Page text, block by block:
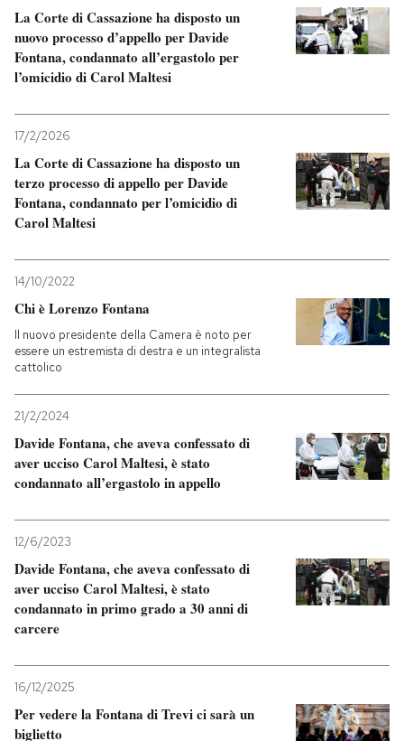
La Corte di Cassazione ha disposto un
nuovo processo d’appello per Davide
Fontana, condannato all’ergastolo per
l’omicidio di Carol Maltesi
17/2/2026
La Corte di Cassazione ha disposto un
terzo processo di appello per Davide
Fontana, condannato per l’omicidio di
Carol Maltesi
14/10/2022
Chi è Lorenzo Fontana
Il nuovo presidente della Camera è noto per
essere un estremista di destra e un integralista
cattolico
21/2/2024
Davide Fontana, che aveva confessato di
aver ucciso Carol Maltesi, è stato
condannato all’ergastolo in appello
12/6/2023
Davide Fontana, che aveva confessato di
aver ucciso Carol Maltesi, è stato
condannato in primo grado a 30 anni di
carcere
16/12/2025
Per vedere la Fontana di Trevi ci sarà un
biglietto